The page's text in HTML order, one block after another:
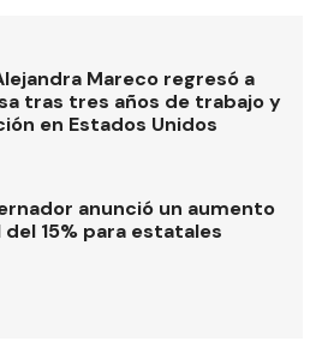
Mareco regresó a
tras tres años de trabajo y
en Estados Unidos
anunció un aumento
del 15% para estatales